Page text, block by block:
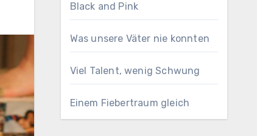
Black and Pink
Was unsere Väter nie konnten
Viel Talent, wenig Schwung
Einem Fiebertraum gleich